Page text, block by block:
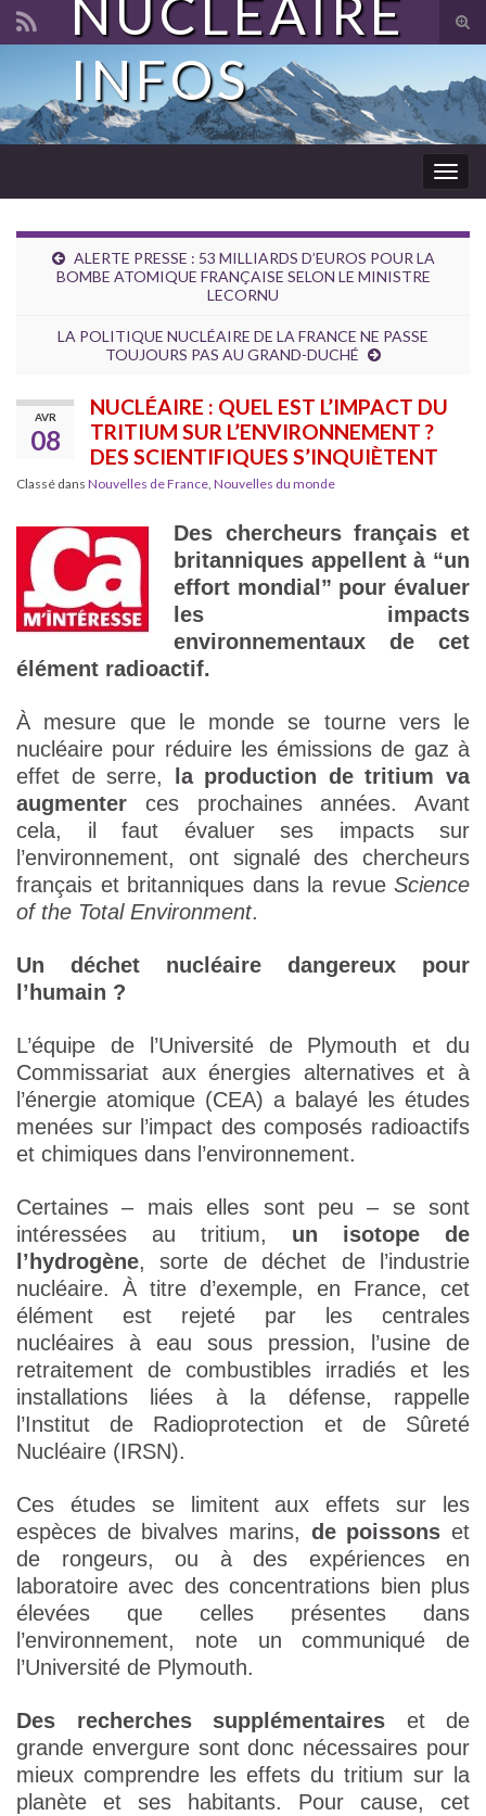
Search for:
NUCLÉAIRE
INFOS
ALERTE PRESSE : 53 MILLIARDS D’EUROS POUR LA
BOMBE ATOMIQUE FRANÇAISE SELON LE MINISTRE
LECORNU
LA POLITIQUE NUCLÉAIRE DE LA FRANCE NE PASSE
TOUJOURS PAS AU GRAND-DUCHÉ
AVR
08
NUCLÉAIRE : QUEL EST L’IMPACT DU
TRITIUM SUR L’ENVIRONNEMENT ?
DES SCIENTIFIQUES S’INQUIÈTENT
Classé dans Nouvelles de France, Nouvelles du monde
Des chercheurs français et
britanniques appellent à “un
effort mondial” pour évaluer
les impacts
environnementaux de cet
élément radioactif.
À mesure que le monde se tourne vers le
nucléaire pour réduire les émissions de gaz à
effet de serre,
la production de tritium va
augmenter ces prochaines années. Avant
cela, il faut évaluer ses impacts sur
l’environnement, ont signalé des chercheurs
français et britanniques dans la revue Science
of the Total Environment.
Un déchet nucléaire dangereux pour
l’humain ?
L’équipe de l’Université de Plymouth et du
Commissariat aux énergies alternatives et à
l’énergie atomique (CEA) a balayé les études
menées sur l’impact des composés radioactifs
et chimiques dans l’environnement.
Certaines – mais elles sont peu – se sont
intéressées au tritium, un isotope de
l’hydrogène, sorte de déchet de l’industrie
nucléaire. À titre d’exemple, en France, cet
élément est rejeté par les centrales
nucléaires à eau sous pression, l’usine de
retraitement de combustibles irradiés et les
installations liées à la défense, rappelle
l’Institut de Radioprotection et de Sûreté
Nucléaire (IRSN).
Ces études se limitent aux effets sur les
espèces de bivalves marins, de poissons et
de rongeurs, ou à des expériences en
laboratoire avec des concentrations bien plus
élevées que celles présentes dans
l’environnement, note un communiqué de
l’Université de Plymouth.
Des recherches supplémentaires et de
grande envergure sont donc nécessaires pour
mieux comprendre les effets du tritium sur la
planète et ses habitants. Pour cause, cet